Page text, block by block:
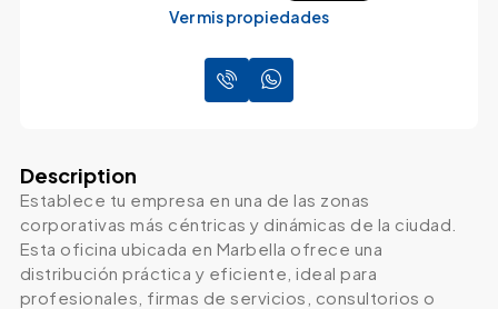
Ver mis propiedades
Description
Establece tu empresa en una de las zonas
corporativas más céntricas y dinámicas de la ciudad.
Esta oficina ubicada en Marbella ofrece una
distribución práctica y eficiente, ideal para
profesionales, firmas de servicios, consultorios o